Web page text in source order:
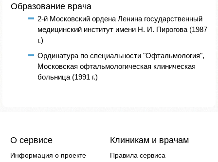
Образование врача
2-й Московский ордена Ленина государственный
медицинский институт имени Н. И. Пирогова (1987
г.)
Ординатура по специальности "Офтальмология",
Московская офтальмологическая клиническая
больница (1991 г.)
О сервисе
Информация о проекте
Клиникам и врачам
Правила сервиса